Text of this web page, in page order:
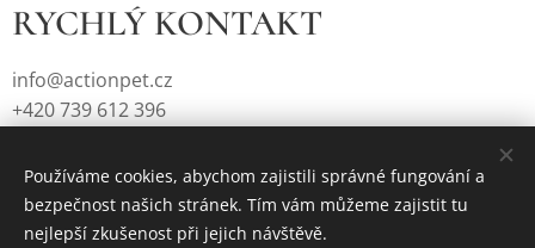
RYCHLÝ KONTAKT
info@actionpet.cz
+420 739 612 396
Vytvořeno službouWebnode Cookies
Používáme cookies, abychom zajistili správné fungování a
bezpečnost našich stránek. Tím vám můžeme zajistit tu
nejlepší zkušenost při jejich návštěvě.